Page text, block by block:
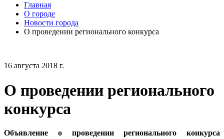
Главная
О городе
Новости города
О проведении регионального конкурса
16 августа 2018 г.
О проведении регионального
конкурса
Объявление о проведении регионального конкурса